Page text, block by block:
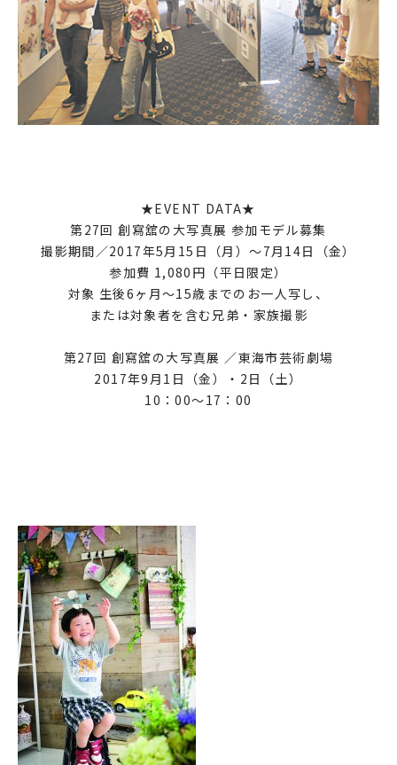
★EVENT DATA★
第27回 創寫舘の大写真展 参加モデル募集
撮影期間／2017年5月15日（月）〜7月14日（金）
参加費 1,080円（平日限定）
対象 生後6ヶ月〜15歳までのお一人写し、
または対象者を含む兄弟・家族撮影
第27回 創寫舘の大写真展 ／東海市芸術劇場
2017年9月1日（金）・2日（土）
10：00〜17：00